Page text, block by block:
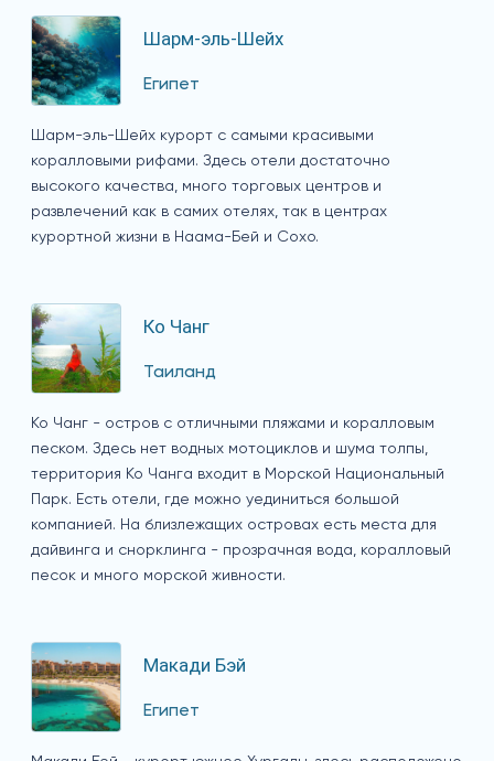
Шарм-эль-Шейх
Египет
Шарм-эль-Шейх курорт с самыми красивыми
коралловыми рифами. Здесь отели достаточно
высокого качества, много торговых центров и
развлечений как в самих отелях, так в центрах
курортной жизни в Наама-Бей и Сохо.
Ко Чанг
Таиланд
Ко Чанг - остров с отличными пляжами и коралловым
песком. Здесь нет водных мотоциклов и шума толпы,
территория Ко Чанга входит в Морской Национальный
Парк. Есть отели, где можно уединиться большой
компанией. На близлежащих островах есть места для
дайвинга и снорклинга - прозрачная вода, коралловый
песок и много морской живности.
Макади Бэй
Египет